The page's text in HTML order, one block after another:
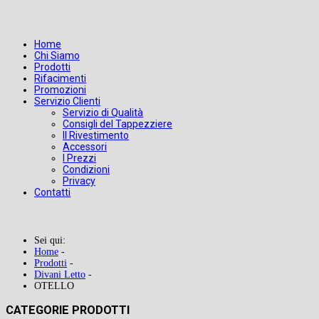
Home
Chi Siamo
Prodotti
Rifacimenti
Promozioni
Servizio Clienti
Servizio di Qualità
Consigli del Tappezziere
Il Rivestimento
Accessori
I Prezzi
Condizioni
Privacy
Contatti
Sei qui:
Home -
Prodotti -
Divani Letto -
OTELLO
CATEGORIE PRODOTTI